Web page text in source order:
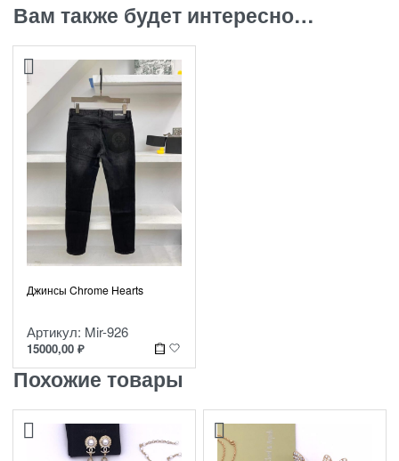
Вам также будет интересно…
Джинсы Chrome Hearts
Артикул: Mir-926
15000,00 ₽
Похожие товары